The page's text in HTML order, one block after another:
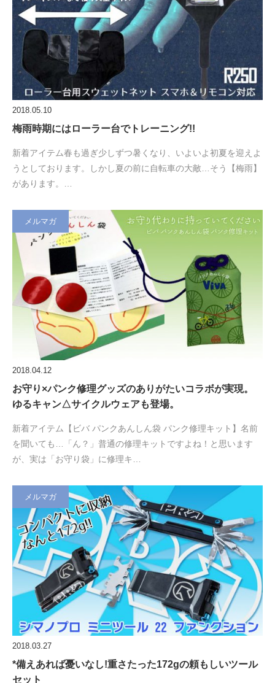
2018.05.10
梅雨時期にはローラー台でトレーニング!!
新着アイテム春も過ぎ少しずつ暑くなり、いよいよ初夏を迎えよ
うとしております。しかし夏の前に自転車の大敵…そう【梅雨】
があります。…
メルマガ
2018.04.12
お守り×パンク修理グッズのありがたいコラボが実現。
ゆるキャン△サイクルウェアも登場。
新着アイテム【ビバ パンクあんしん袋 パンク修理キット】名前
を聞いても…「ん？」普通の修理キットですよね！と思います
が、実は「お守り袋」に修理キ…
メルマガ
2018.03.27
*備えあれば憂いなし!重さたった172gの頼もしいツール
セット